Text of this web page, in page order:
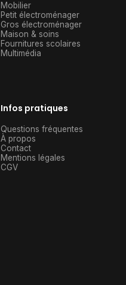
Mobilier
Petit électroménager
Gros électroménager
Maison & soins
Fournitures scolaires
Multimédia
Infos pratiques
Questions fréquentes
À propos
Contact
Mentions légales
CGV